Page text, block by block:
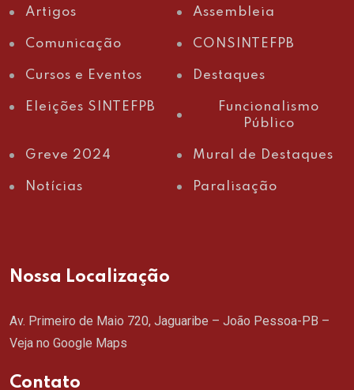
Artigos Assembleia
Comunicação CONSINTEFPB
Cursos e Eventos Destaques
Eleições SINTEFPB
Funcionalismo
Público
Greve 2024 Mural de Destaques
Notícias Paralisação
Nossa Localização
Av. Primeiro de Maio 720, Jaguaribe – João Pessoa-PB –
Veja no Google Maps
Contato